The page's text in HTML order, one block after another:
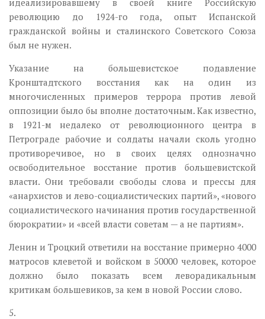
революцию до 1924-го года, опыт Испанской
гражданской войны и сталинского Советского Союза
был не нужен.
Указание на большевистское подавление
Кронштадтского восстания как на один из
многочисленных примеров террора против левой
оппозиции было бы вполне достаточным. Как известно,
в 1921-м недалеко от революционного центра в
Петрограде рабочие и солдаты начали сколь угодно
противоречивое, но в своих целях однозначно
освободительное восстание против большевистской
власти. Они требовали свободы слова и прессы для
«анархистов и лево-социалистических партий», «нового
социалистического начинания против государственной
бюрократии» и «всей власти советам — а не партиям».
Ленин и Троцкий ответили на восстание примерно 4000
матросов клеветой и войском в 50000 человек, которое
должно было показать всем леворадикальным
критикам большевиков, за кем в новой России слово.
5.